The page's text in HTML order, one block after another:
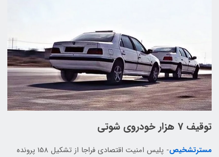
توقیف 7 هزار خودروی شوتی
مسترتشخیص
- پلیس امنیت اقتصادی فراجا از تشکیل 158 پرونده